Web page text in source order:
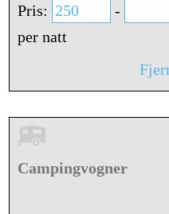
Pris: -
per natt
Campingvogner